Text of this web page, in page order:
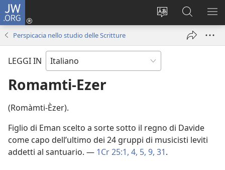
JW.ORG
Modificare
Accedi
(apre
finestra)
Cerca
in
JW.ORG
Perspicacia nello studio delle Scritture
LEGGI IN
Romamti-Ezer
(Romàmti-Èzer).
Figlio di Eman scelto a sorte sotto il regno di Davide
come capo dell’ultimo dei 24 gruppi di musicisti leviti
addetti al santuario. — 1Cr 25:1, 4, 5, 9, 31.